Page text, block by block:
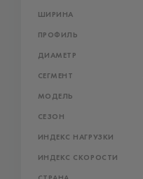
ШИРИНА
ПРОФИЛЬ
ДИАМЕТР
СЕГМЕНТ
МОДЕЛЬ
СЕЗОН
ИНДЕКС НАГРУЗКИ
ИНДЕКС СКОРОСТИ